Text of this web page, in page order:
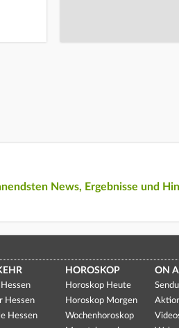
News, Ergebnisse und
Hessen
Hessen
HOROSKOP
Horoskop Heute
Horoskop Morgen
Wochenhoroskop
ON